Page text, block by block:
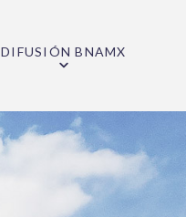
DIFUSIÓN BNAMX